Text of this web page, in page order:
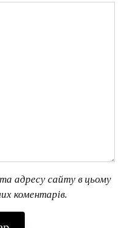
адресу сайту в цьому
коментарів.